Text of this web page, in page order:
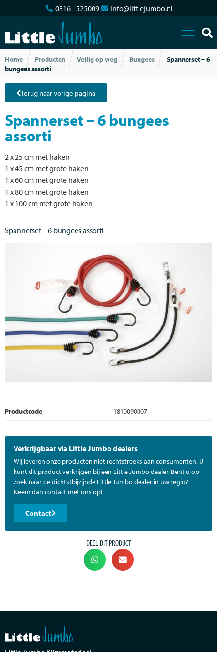
0316 - 525009 info@littlejumbo.nl
Home Producten Veilig op weg Bungees
Spannerset – 6
bungees assorti
Terug naar vorige pagina
Spannerset – 6 bungees
assorti
2 x 25 cm met haken
1 x 45 cm met grote haken
1 x 60 cm met grote haken
1 x 80 cm met grote haken
1 x 100 cm met grote haken
Spannerset – 6 bungees assorti
Productcode 1810090007
Verkrijgbaar via Little Jumbo dealers
Wij leveren onze producten niet rechtstreeks aan consumenten. U
kunt dit product verkrijgen bij een Little Jumbo dealer. Bent u op
zoek naar de dichtstbijzijnde Little Jumbo dealer in uw regio?
Neem dan contact met ons op!
Contact
DEEL DIT PRODUCT